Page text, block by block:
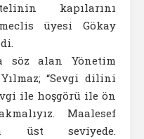
kapılarını
üyesi Gökay
söz alan Yönetim
“Sevgi dilini
ile hoşgörü ile ön
Maalesef
üst seviyede.